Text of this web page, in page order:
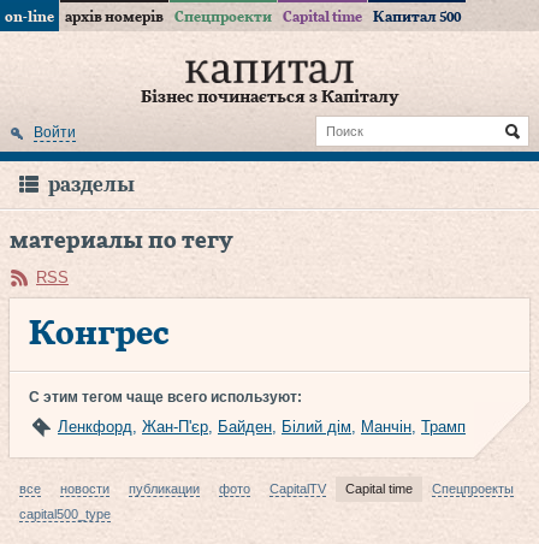
on-line архів номерів Спецпроекти Capital time Капитал 500
Бізнес починається з Капіталу
Войти
разделы
материалы по тегу
RSS
Конгрес
С этим тегом чаще всего используют:
Ленкфорд, Жан-П'єр, Байден, Білий дім, Манчін, Трамп
все новости публикации фото CapitalTV Capital time
Спецпроекты
capital500_type